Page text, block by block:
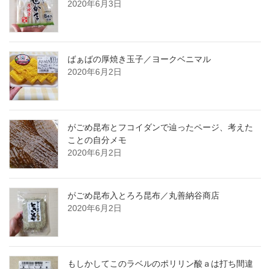
2020年6月3日
ばぁばの厚焼き玉子／ヨークベニマル
2020年6月2日
がごめ昆布とフコイダンで辿ったページ、考えた
ことの自分メモ
2020年6月2日
がごめ昆布入とろろ昆布／丸善納谷商店
2020年6月2日
もしかしてこのラベルのポリリン酸ａは打ち間違